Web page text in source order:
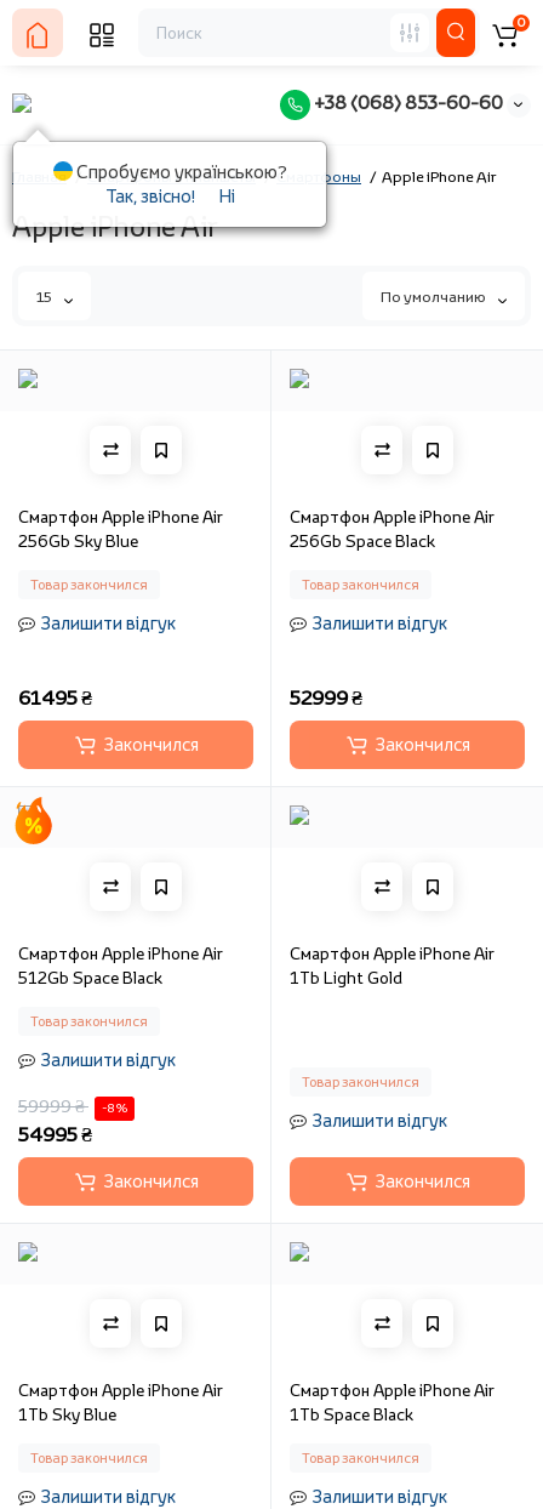
+38 (068) 853-60-60
0
Главная Смартфоны и планшеты Смартфоны Apple iPhone Air
Apple iPhone Air
15 По умолчанию
Смартфон Apple iPhone Air
256Gb Sky Blue
Товар закончился
Залишити відгук
61495 ₴
Закончился
Смартфон Apple iPhone Air
256Gb Space Black
Товар закончился
Залишити відгук
52999 ₴
Закончился
Смартфон Apple iPhone Air
512Gb Space Black
Товар закончился
Залишити відгук
59999 ₴
-8 %
54995 ₴
Закончился
Смартфон Apple iPhone Air
1Tb Light Gold
Товар закончился
Залишити відгук
Закончился
Смартфон Apple iPhone Air
1Tb Sky Blue
Товар закончился
Залишити відгук
Смартфон Apple iPhone Air
1Tb Space Black
Товар закончился
Залишити відгук
Спробуємо українською?
Так, звісно!
Ні